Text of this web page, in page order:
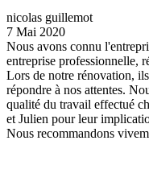
nicolas guillemot
7 Mai 2020
Nous avons connu
entreprise professionnelle,
Lors de notre rénovation,
répondre à nos attentes.
qualité du travail effectué
et Julien pour leur
Nous recommandons